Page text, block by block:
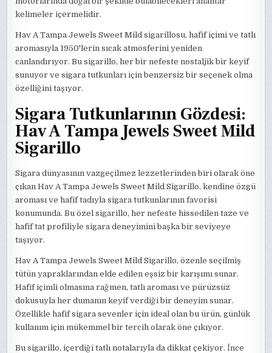
kelimeler içermelidir.
Hav A Tampa Jewels Sweet Mild sigarillosu, hafif içimi ve tatlı
aromasıyla 1950'lerin sıcak atmosferini yeniden
canlandırıyor. Bu sigarillo, her bir nefeste nostaljik bir keyif
sunuyor ve sigara tutkunları için benzersiz bir seçenek olma
özelliğini taşıyor.
Sigara Tutkunlarının Gözdesi:
Hav A Tampa Jewels Sweet Mild
Sigarillo
Sigara dünyasının vazgeçilmez lezzetlerinden biri olarak öne
çıkan Hav A Tampa Jewels Sweet Mild Sigarillo, kendine özgü
aroması ve hafif tadıyla sigara tutkunlarının favorisi
konumunda. Bu özel sigarillo, her nefeste hissedilen taze ve
hafif tat profiliyle sigara deneyimini başka bir seviyeye
taşıyor.
Hav A Tampa Jewels Sweet Mild Sigarillo, özenle seçilmiş
tütün yapraklarından elde edilen eşsiz bir karışımı sunar.
Hafif içimli olmasına rağmen, tatlı aroması ve pürüzsüz
dokusuyla her dumanın keyif verdiği bir deneyim sunar.
Özellikle hafif sigara sevenler için ideal olan bu ürün, günlük
kullanım için mükemmel bir tercih olarak öne çıkıyor.
Bu sigarillo, içerdiği tatlı notalarıyla da dikkat çekiyor. İnce